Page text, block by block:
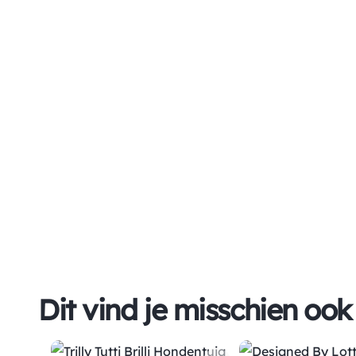
Dit vind je misschien